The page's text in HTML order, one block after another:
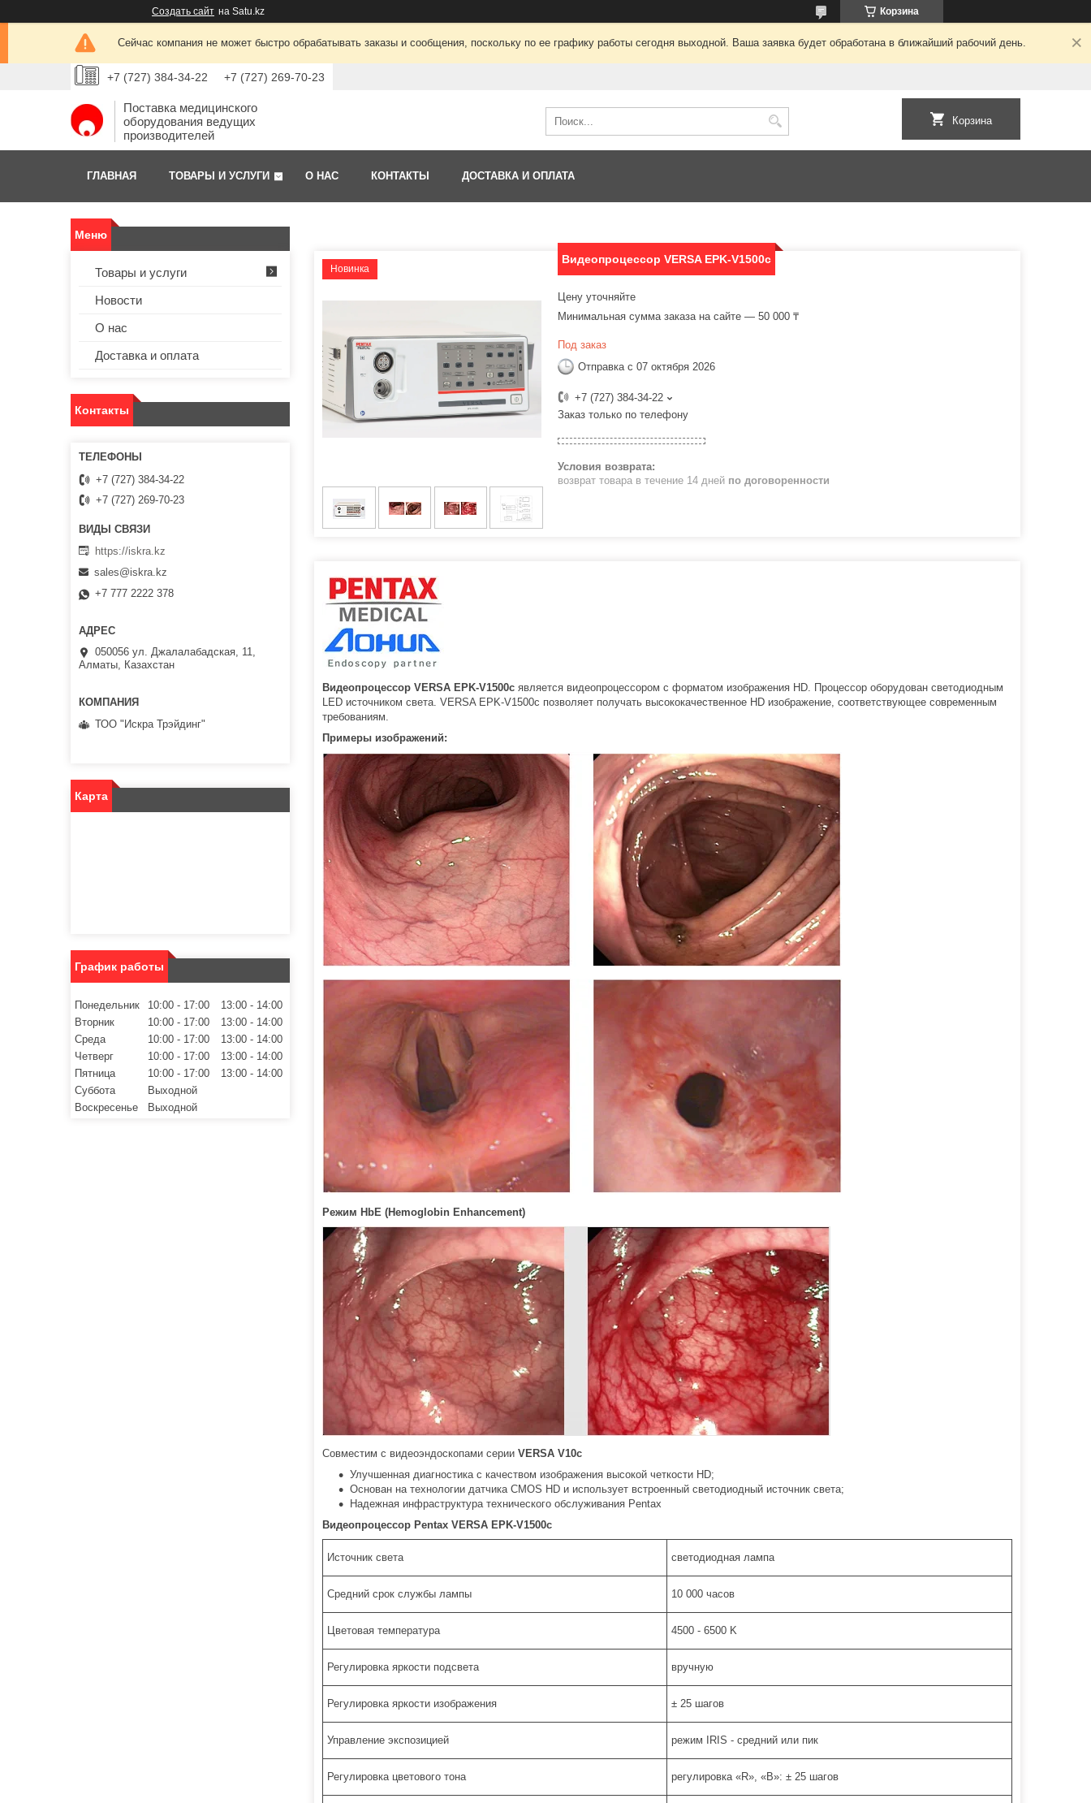
Создать сайт на Satu.kz Корзина
Сейчас компания не может быстро обрабатывать заказы и сообщения, поскольку по ее графику работы сегодня выходной. Ваша заявка будет обработана в ближайший рабочий день.
+7 (727) 384-34-22 +7 (727) 269-70-23
Поставка медицинского
оборудования ведущих
производителей
Корзина
ГЛАВНАЯ ТОВАРЫ И УСЛУГИ О НАС КОНТАКТЫ ДОСТАВКА И ОПЛАТА
Новинка
Видеопроцессор VERSA EPK-V1500c
Цену уточняйте
Минимальная сумма заказа на сайте — 50 000 ₸
Под заказ
Отправка с 07 октября 2026
+7 (727) 384-34-22
Заказ только по телефону
возврат товара в течение 14 дней по договоренности
Видеопроцессор VERSA EPK-V1500c является видеопроцессором с форматом изображения HD. Процессор оборудован светодиодным
LED источником света. VERSA EPK-V1500c позволяет получать высококачественное HD изображение, соответствующее современным
требованиям.
Примеры изображений:
Режим HbE (Hemoglobin Enhancement)
Совместим с видеоэндоскопами серии VERSA V10c
Улучшенная диагностика с качеством изображения высокой четкости HD;
Основан на технологии датчика CMOS HD и использует встроенный светодиодный источник света;
Надежная инфраструктура технического обслуживания Pentax
Видеопроцессор Pentax VERSA EPK-V1500c
Источник света светодиодная лампа
Средний срок службы лампы 10 000 часов
Цветовая температура 4500 - 6500 K
Регулировка яркости подсвета вручную
Регулировка яркости изображения ± 25 шагов
Управление экспозицией режим IRIS - средний или пик
Регулировка цветового тона регулировка «R», «B»: ± 25 шагов
Товары и услуги
Новости
О нас
Доставка и оплата
Контакты
+7 (727) 384-34-22
+7 (727) 269-70-23
https://iskra.kz
sales@iskra.kz
+7 777 2222 378
050056 ул. Джалалабадская, 11,
Алматы, Казахстан
ТОО "Искра Трэйдинг"
Карта
График работы
Понедельник 10:00 17:00 13:00
14:00
Вторник
10:00 17:00 13:00
14:00
Среда
10:00 17:00 13:00
14:00
Четверг
10:00 17:00 13:00
14:00
Пятница
10:00 17:00 13:00
14:00
Суббота
Выходной
Воскресенье
Выходной